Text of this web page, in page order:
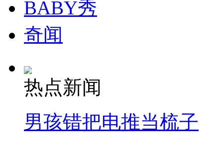
BABY秀
奇闻
热点新闻
男孩错把电推当梳子